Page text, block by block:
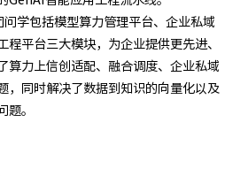
问学包括模型算力管理平台、企业私域
程平台三大模块，为企业提供更先进、
算力上信创适配、融合调度、企业私域
，同时解决了数据到知识的向量化以及
题。